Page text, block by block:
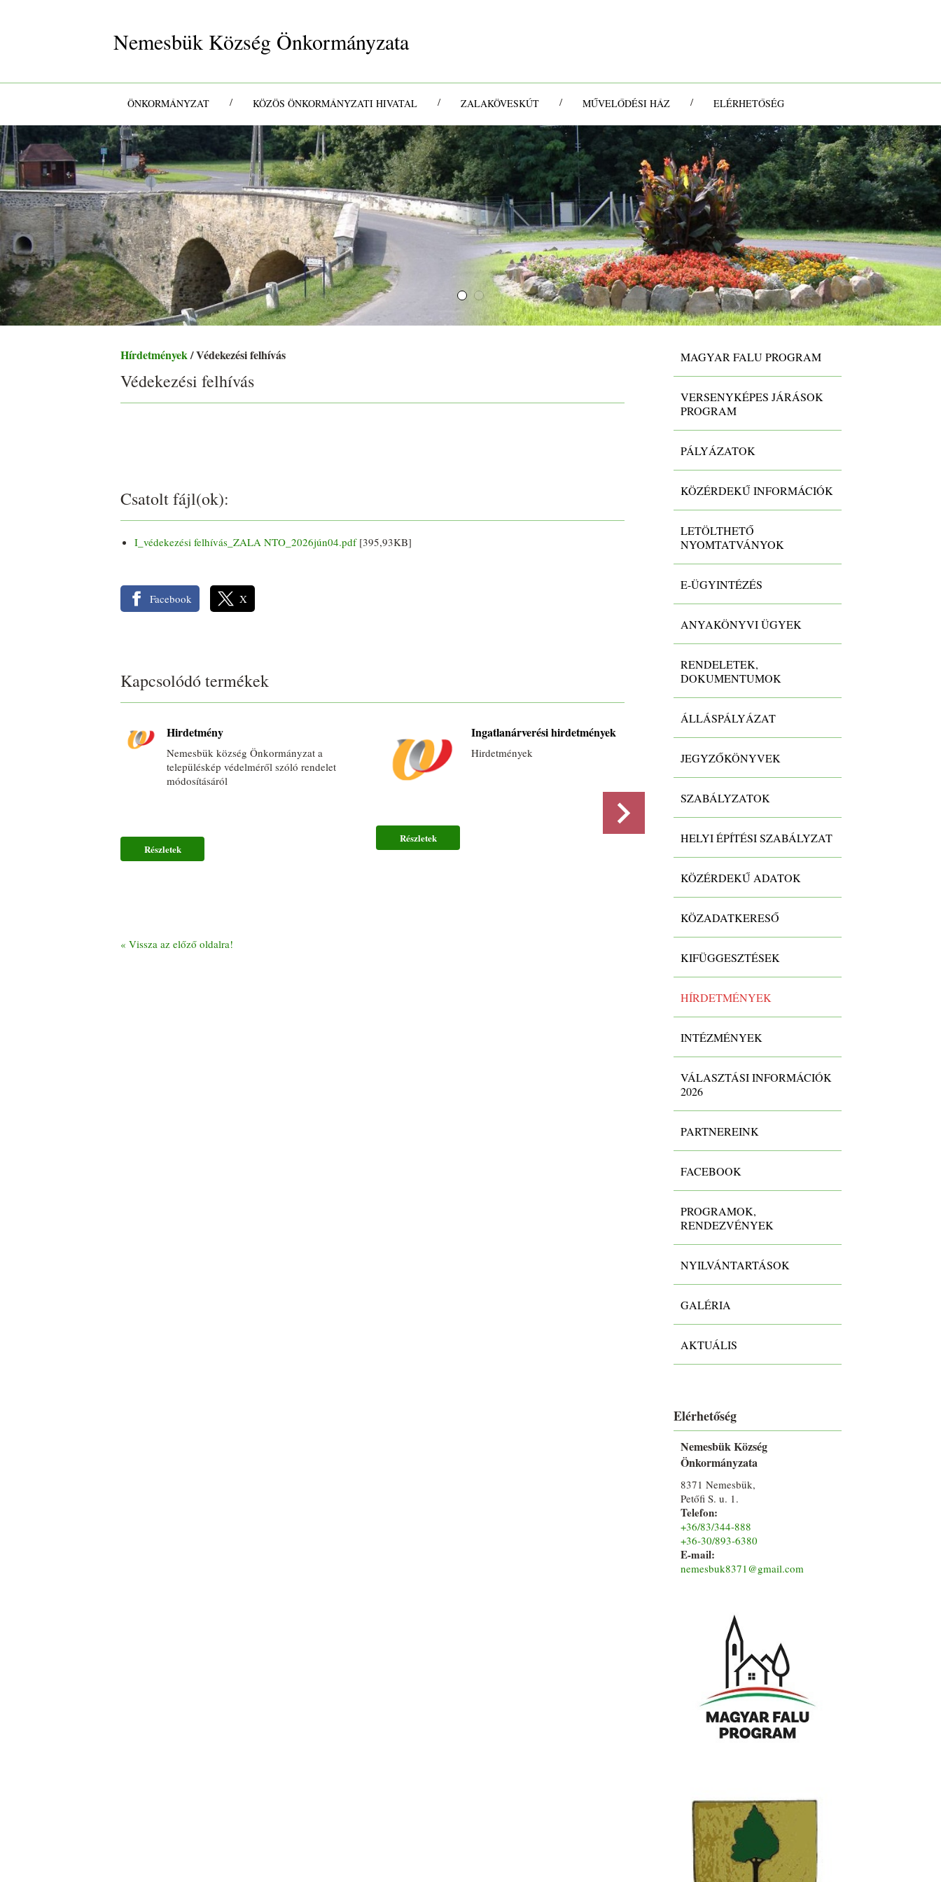
Nemesbük Község Önkormányzata
ÖNKORMÁNYZAT / KÖZÖS ÖNKORMÁNYZATI HIVATAL / ZALAKÖVESKÚT / MŰVELŐDÉSI HÁZ / ELÉRHETŐSÉG
Hírdetmények / Védekezési felhívás
Védekezési felhívás
Csatolt fájl(ok):
I_védekezési felhívás_ZALA NTO_2026jún04.pdf[395,93KB]
Facebook X
Kapcsolódó termékek
Hirdetmény
Nemesbük község Önkormányzat a
településkép védelméről szóló rendelet
módosításáról
Részletek
Ingatlanárverési hirdetmények
Hirdetmények
Részletek
Hirdetmény-2002-
3.Vh.419/2024/18
Részletek
« Vissza az előző oldalra!
MAGYAR FALU PROGRAM
VERSENYKÉPES JÁRÁSOK
PROGRAM
PÁLYÁZATOK
KÖZÉRDEKŰ INFORMÁCIÓK
LETÖLTHETŐ
NYOMTATVÁNYOK
E-ÜGYINTÉZÉS
ANYAKÖNYVI ÜGYEK
RENDELETEK,
DOKUMENTUMOK
ÁLLÁSPÁLYÁZAT
JEGYZŐKÖNYVEK
SZABÁLYZATOK
HELYI ÉPÍTÉSI SZABÁLYZAT
KÖZÉRDEKŰ ADATOK
KÖZADATKERESŐ
KIFÜGGESZTÉSEK
HÍRDETMÉNYEK
INTÉZMÉNYEK
VÁLASZTÁSI INFORMÁCIÓK
2026
PARTNEREINK
FACEBOOK
PROGRAMOK,
RENDEZVÉNYEK
NYILVÁNTARTÁSOK
GALÉRIA
AKTUÁLIS
Elérhetőség
Nemesbük Község
Önkormányzata
8371 Nemesbük,
Petőfi S. u. 1.
Telefon:
+36/83/344-888
+36-30/893-6380
E-mail:
nemesbuk8371@gmail.com